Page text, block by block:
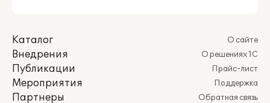
Каталог
Внедрения
Публикации
Мероприятия
Партнеры
О сайте
О решениях 1С
Прайс-лист
Поддержка
Обратная связь